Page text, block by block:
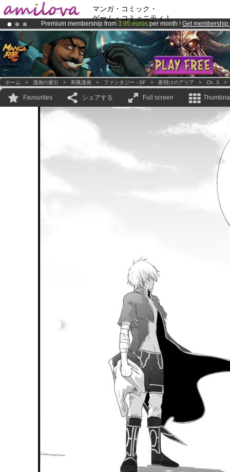
マンガ・コミック・
ゲーム・コミュニティ！
Premium membership from 3.95 euros per month ! Get membership
AmilovaKickstarter is now LIVE!.
Already 100000 membersand 1000 comics & mangas!.
ホーム > 漫画の索引 > 和風漫画 > ファンタジー - SF > 夜明けのアリア > Ch. 3
Favourites シェアする Full screen